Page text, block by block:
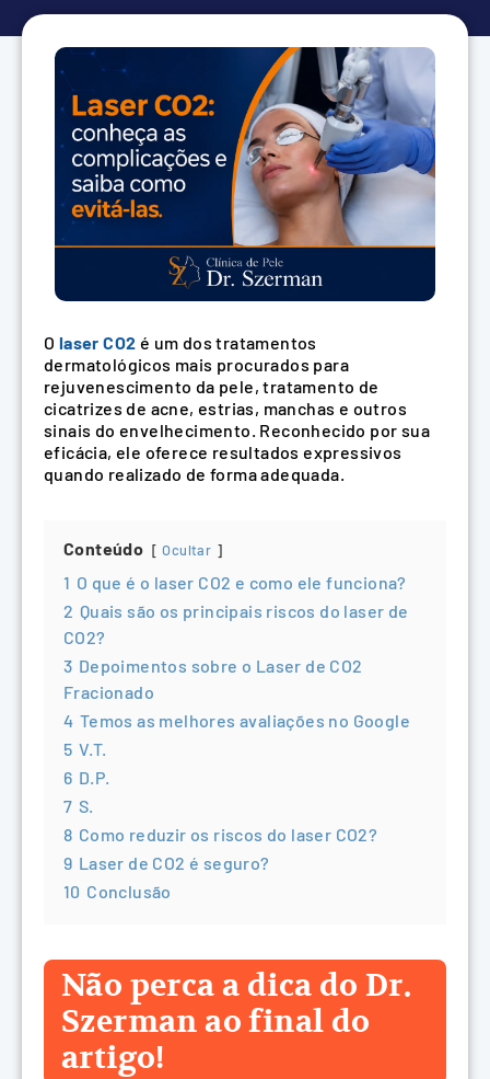
O laser CO2 é um dos tratamentos
dermatológicos mais procurados para
rejuvenescimento da pele, tratamento de
cicatrizes de acne, estrias, manchas e outros
sinais do envelhecimento. Reconhecido por sua
eficácia, ele oferece resultados expressivos
quando realizado de forma adequada.
Conteúdo Ocultar
1 O que é o laser CO2 e como ele funciona?
2 Quais são os principais riscos do laser de
CO2?
3 Depoimentos sobre o Laser de CO2
Fracionado
4 Temos as melhores avaliações no Google
5 V.T.
6 D.P.
7 S.
8 Como reduzir os riscos do laser CO2?
9 Laser de CO2 é seguro?
10 Conclusão
Não perca a dica do Dr.
Szerman ao final do
artigo!